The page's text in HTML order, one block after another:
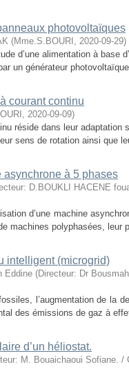
photovoltaïques
(Mme.S.BOURI , 2020-09-29)
d’une alimentation à base
un générateur
courant continu
, 2020-09-09)
réside dans leur adaptation
sens de rotation ainsi que
asynchrone à 5 phases
D.BOUKLI HACENE
d’une machine
machines polyphasées, leur
intelligent (microgrid)
Eddine (Directeur: Dr
l’augmentation de la
des émissions de gaz à
d’un héliostat.
M. Bouaichaoui Sofiane. /